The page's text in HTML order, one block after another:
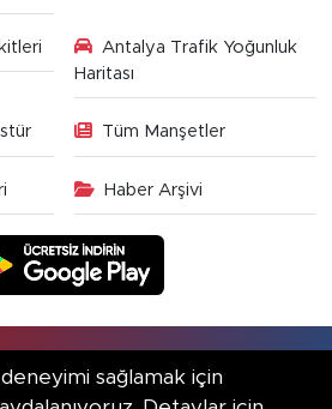
Antalya Trafik Yoğunluk
Haritası
Tüm Manşetler
Haber Arşivi
sağlamak için